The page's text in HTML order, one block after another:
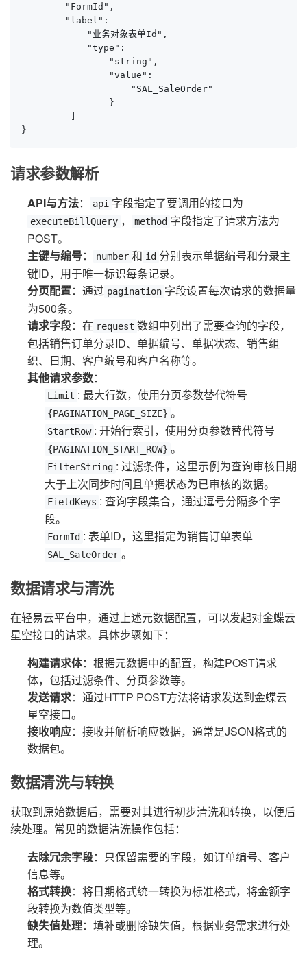
        "FormId",
        "label":
            "业务对象表单Id",
            "type":
                "string",
                "value":
                    "SAL_SaleOrder"
                }
}
请求参数解析
API与方法： api 字段指定了要调用的接口为
executeBillQuery ， method 字段指定了请求方法为
POST。
主键与编号： number 和 id 分别表示单据编号和分录主
键ID，用于唯一标识每条记录。
分页配置：通过 pagination 字段设置每次请求的数据量
为500条。
请求字段：在 request 数组中列出了需要查询的字段，
包括销售订单分录ID、单据编号、单据状态、销售组
织、日期、客户编号和客户名称等。
其他请求参数：
Limit : 最大行数，使用分页参数替代符号
{PAGINATION_PAGE_SIZE} 。
StartRow : 开始行索引，使用分页参数替代符号
{PAGINATION_START_ROW} 。
FilterString : 过滤条件，这里示例为查询审核日期
大于上次同步时间且单据状态为已审核的数据。
FieldKeys : 查询字段集合，通过逗号分隔多个字
段。
FormId : 表单ID，这里指定为销售订单表单
SAL_SaleOrder 。
数据请求与清洗
在轻易云平台中，通过上述元数据配置，可以发起对金蝶云
星空接口的请求。具体步骤如下：
构建请求体：根据元数据中的配置，构建POST请求
体，包括过滤条件、分页参数等。
发送请求：通过HTTP POST方法将请求发送到金蝶云
星空接口。
接收响应：接收并解析响应数据，通常是JSON格式的
数据包。
数据清洗与转换
获取到原始数据后，需要对其进行初步清洗和转换，以便后
续处理。常见的数据清洗操作包括：
去除冗余字段：只保留需要的字段，如订单编号、客户
信息等。
格式转换：将日期格式统一转换为标准格式，将金额字
段转换为数值类型等。
缺失值处理：填补或删除缺失值，根据业务需求进行处
理。